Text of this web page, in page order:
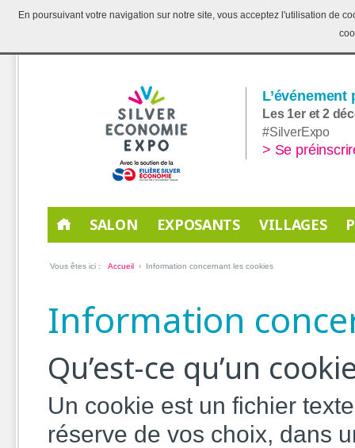
Les 1er et 2
#SilverExpo
> Se
SALON EXPOSANTS VILLAGES
Vous êtes ici : Accueil › Information concernant les cookies
Information
Qu’est-ce qu’un
Un cookie est un fichier
réserve de vos choix, dans
En poursuivant votre navigation sur notre site, vous acceptez l'utilisation de